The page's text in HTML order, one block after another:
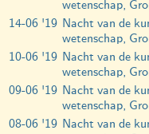
wetenschap,
14-06 '19 Nacht van de
wetenschap,
10-06 '19 Nacht van de
wetenschap,
09-06 '19 Nacht van de
wetenschap,
08-06 '19 Nacht van de